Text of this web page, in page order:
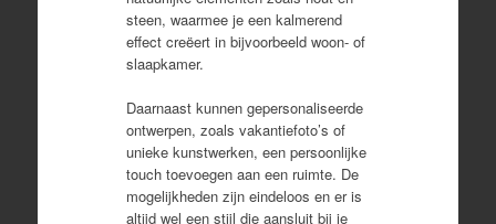
steen, waarmee je een kalmerend
effect creëert in bijvoorbeeld woon- of
slaapkamer.
Daarnaast kunnen gepersonaliseerde
ontwerpen, zoals vakantiefoto’s of
unieke kunstwerken, een persoonlijke
touch toevoegen aan een ruimte. De
mogelijkheden zijn eindeloos en er is
altijd wel een stijl die aansluit bij je